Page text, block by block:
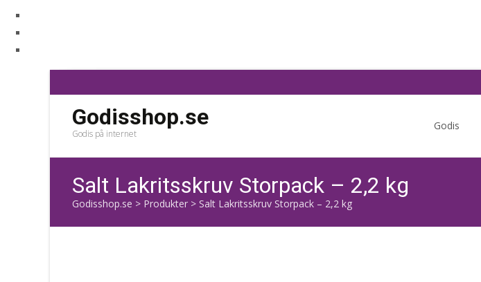
Godisshop.se
Godis på internet
Godis
Salt Lakritsskruv Storpack – 2,2 kg
Godisshop.se > Produkter > Salt Lakritsskruv Storpack – 2,2 kg